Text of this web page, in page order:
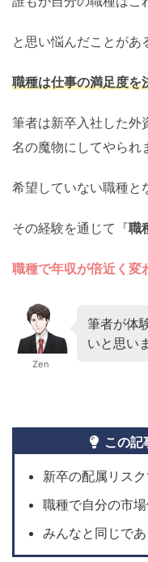
と思い悩んだことがあ
職種は仕事の満足度を
筆者は新卒入社した外
名の魔物にしてやられ
希望していない職種と
その経験を通じて『職
職種で年収が倍近く変
Zen
筆者が体
いと思い
この記
新卒の配属リス
職種で自分の市
みんなと同じで